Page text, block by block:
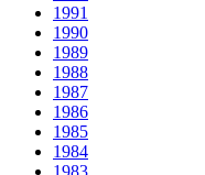
1991
1990
1989
1988
1987
1986
1985
1984